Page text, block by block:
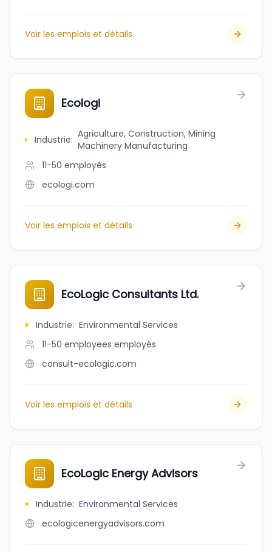
Voir les emplois et détails
Ecologi
Industrie: Agriculture, Construction, Mining
Machinery Manufacturing
11-50 employés
ecologi.com
Voir les emplois et détails
EcoLogic Consultants Ltd.
Industrie: Environmental Services
11-50 employees employés
consult-ecologic.com
Voir les emplois et détails
EcoLogic Energy Advisors
Industrie: Environmental Services
ecologicenergyadvisors.com